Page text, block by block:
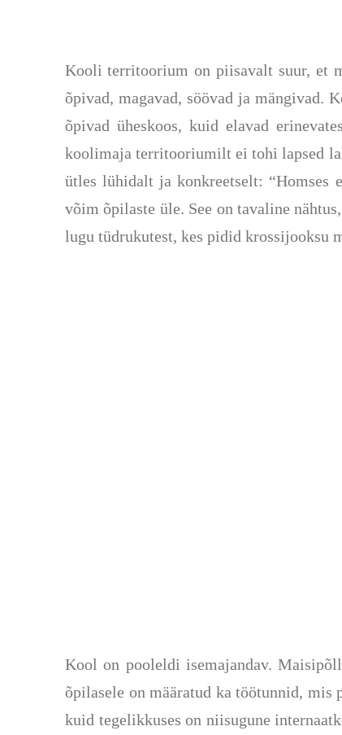
Kooli territoorium on piisavalt suur, et
õpivad, magavad, söövad ja mängivad.
õpivad üheskoos, kuid elavad
koolimaja territooriumilt ei tohi lapsed
ütles lühidalt ja konkreetselt: “Homses
võim õpilaste üle. See on tavaline
lugu tüdrukutest, kes pidid krossijooksu
Kool on pooleldi isemajandav.
õpilasele on määratud ka töötunnid, mis
kuid tegelikkuses on niisugune